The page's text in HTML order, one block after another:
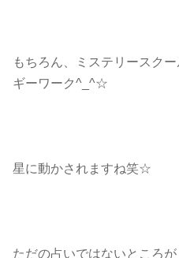
もちろん、ミステリースク
ギーワーク^_^☆
星に動かされますね笑☆
ただの占いではないところ